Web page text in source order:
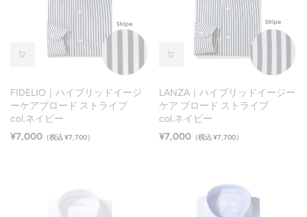
FIDELIO｜ハイブリッドイージ
ーケアブロード ストライプ
col.ネイビー
¥7,000 （税込 ¥7,700）
LANZA｜ハイブリッドイージー
ケア ブロード ストライプ
col.ネイビー
¥7,000（税込 ¥7,700）